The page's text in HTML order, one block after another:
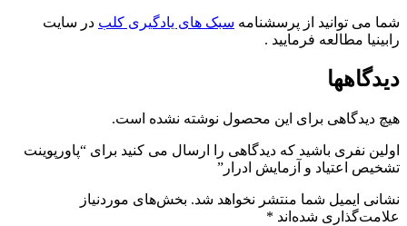
شما می توانید از پرسشنامه سبک های یادگیری کلب در سایت
رابینیا مطالعه فرمایید .
دیدگاهها
هیچ دیدگاهی برای این محصول نوشته نشده است.
اولین نفری باشید که دیدگاهی را ارسال می کنید برای “پاورپوینت
تشخیص اعتیاد و آزمایش ادرار”
نشانی ایمیل شما منتشر نخواهد شد. بخش‌های موردنیاز
علامت‌گذاری شده‌اند *